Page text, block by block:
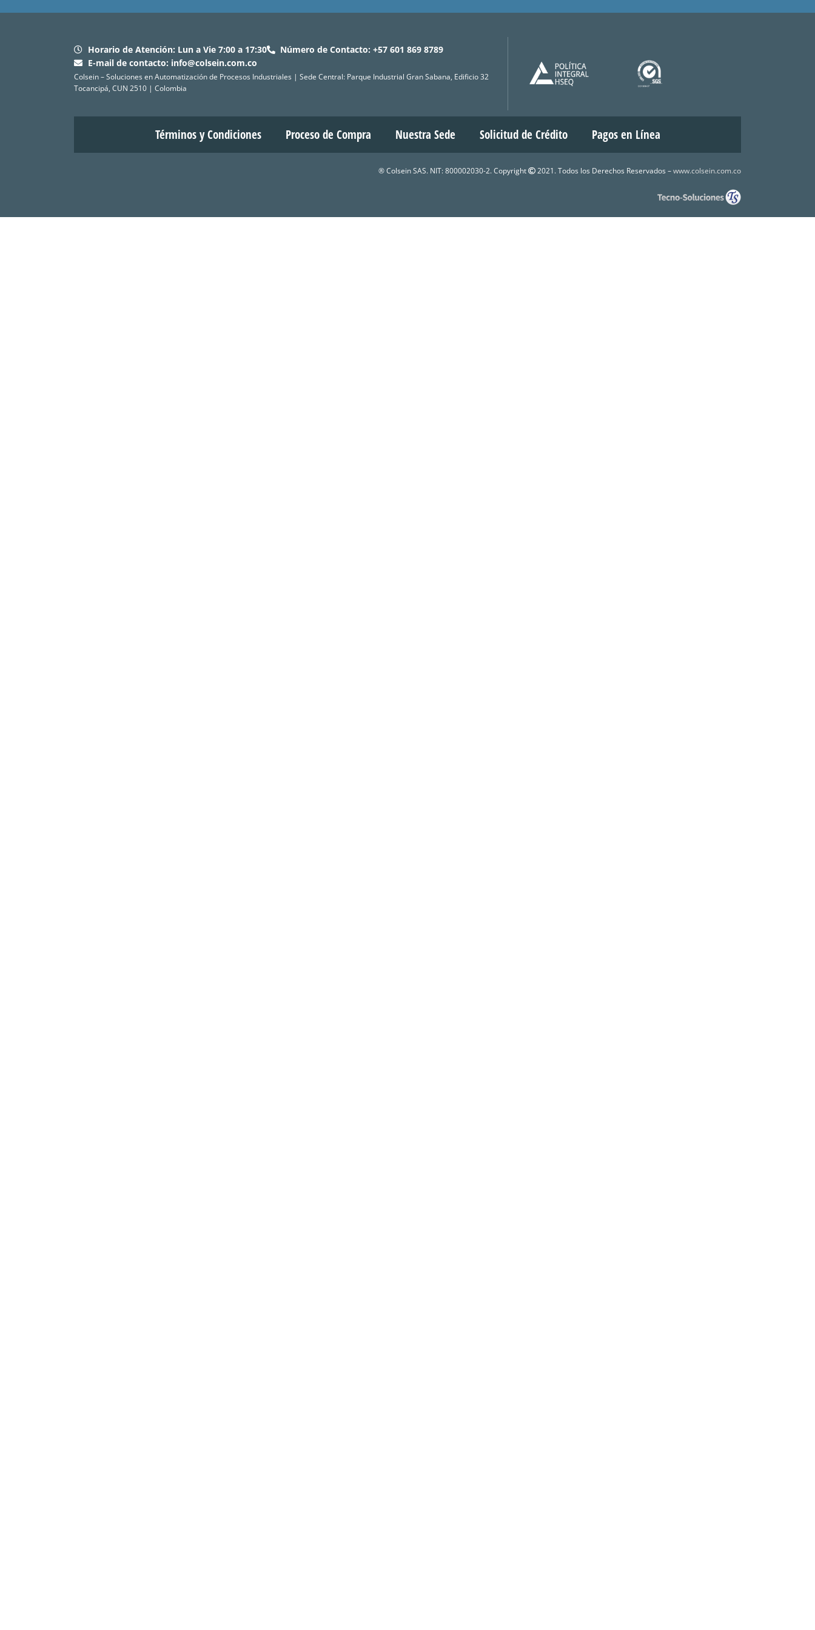
Horario de Atención: Lun a Vie 7:00 a 17:30
Número de Contacto: +57 601 869 8789
E-mail de contacto: info@colsein.com.co
Colsein – Soluciones en Automatización de Procesos Industriales | Sede Central: Parque Industrial Gran Sabana, Edificio 32
Tocancipá, CUN 2510 | Colombia
Términos y Condiciones Proceso de Compra Nuestra Sede Solicitud de Crédito Pagos en Línea
® Colsein SAS. NIT: 800002030-2. Copyright 2021. Todos los Derechos Reservados –www.colsein.com.co